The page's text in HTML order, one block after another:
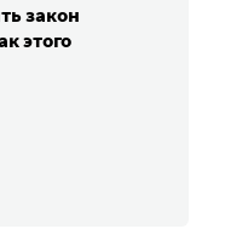
закон
этого